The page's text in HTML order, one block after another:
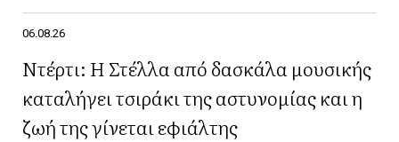
06.08.26
Ντέρτι: Η Στέλλα από δασκάλα μουσικής
καταλήγει τσιράκι της αστυνομίας και η
ζωή της γίνεται εφιάλτης